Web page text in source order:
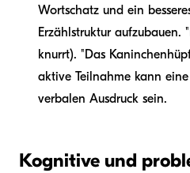
Wortschatz und ein
Erzählstruktur aufzubauen.
knurrt). "Das Kaninchen
aktive Teilnahme kann
verbalen Ausdruck sein.
Kognitive und